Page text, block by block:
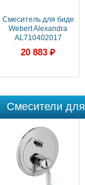
Смеситель для биде
Webert Alexandra
AL710402017
20 883 ₽
Смесители